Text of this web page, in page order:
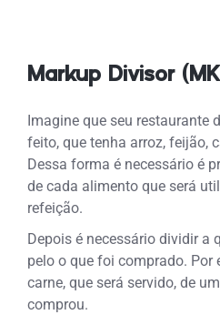
Markup Divisor
Imagine que seu restaurante
feito, que tenha arroz, feijão,
Dessa forma é necessário é
de cada alimento que será
refeição.
Depois é necessário dividir a
pelo o que foi comprado. Por
carne, que será servido, de
comprou.